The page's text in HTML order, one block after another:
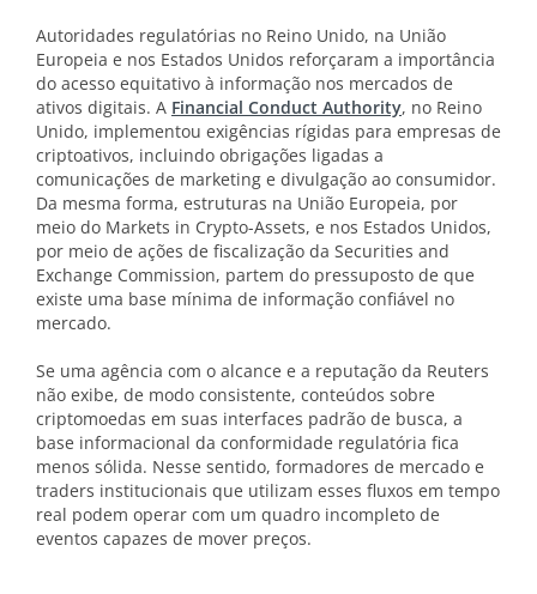
Autoridades regulatórias no Reino Unido, na União
Europeia e nos Estados Unidos reforçaram a importância
do acesso equitativo à informação nos mercados de
ativos digitais. A Financial Conduct Authority, no Reino
Unido, implementou exigências rígidas para empresas de
criptoativos, incluindo obrigações ligadas a
comunicações de marketing e divulgação ao consumidor.
Da mesma forma, estruturas na União Europeia, por
meio do Markets in Crypto-Assets, e nos Estados Unidos,
por meio de ações de fiscalização da Securities and
Exchange Commission, partem do pressuposto de que
existe uma base mínima de informação confiável no
mercado.
Se uma agência com o alcance e a reputação da Reuters
não exibe, de modo consistente, conteúdos sobre
criptomoedas em suas interfaces padrão de busca, a
base informacional da conformidade regulatória fica
menos sólida. Nesse sentido, formadores de mercado e
traders institucionais que utilizam esses fluxos em tempo
real podem operar com um quadro incompleto de
eventos capazes de mover preços.